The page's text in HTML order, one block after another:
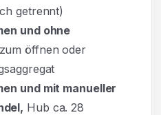
getrennt)
und ohne
öffnen oder
und mit manueller
Hub ca. 28